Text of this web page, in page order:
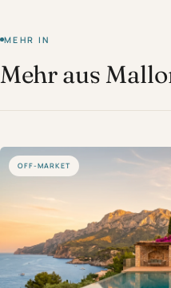
MEHR IN
Mehr aus
OFF-MARKET